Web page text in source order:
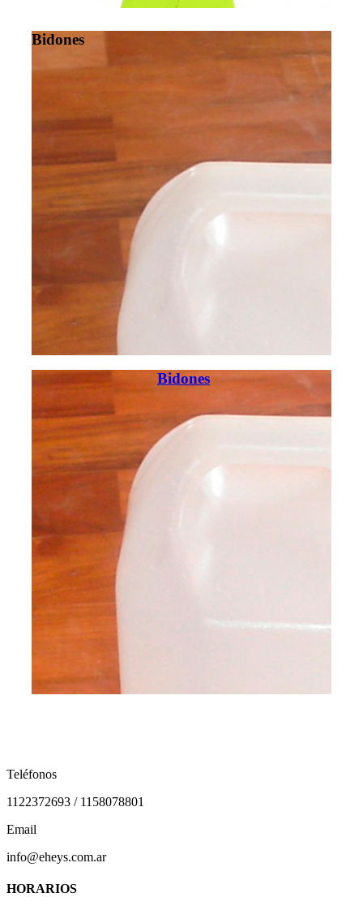
Bidones
Bidones
Teléfonos
1122372693 / 1158078801
Email
info@eheys.com.ar
HORARIOS